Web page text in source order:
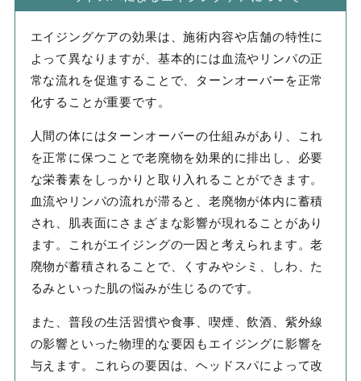
エイジングケアの効果は、施術内容や店舗の特性に
よって異なりますが、基本的には血流やリンパの正
常な流れを促進することで、ターンオーバーを正常
化することが重要です。
人間の体にはターンオーバーの仕組みがあり、これ
を正常に保つことで老廃物を効果的に排出し、必要
な栄養素をしっかりと取り入れることができます。
血流やリンパの流れが滞ると、老廃物が体内に蓄積
され、肌表面にさまざまな影響が現れることがあり
ます。これがエイジングの一因と考えられます。老
廃物が蓄積されることで、くすみやシミ、しわ、た
るみといった肌の悩みが生じるのです。
また、普段の生活習慣や食事、喫煙、飲酒、紫外線
の影響といった物理的な要因もエイジングに影響を
与えます。これらの要因は、ヘッドスパによって改